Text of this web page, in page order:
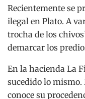
Recientemente se
ilegal en Plato. A
trocha de los
demarcar los
En la hacienda La
sucedido lo mismo.
conoce su